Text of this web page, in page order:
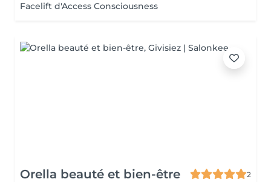
Facelift d'Access Consciousness
Orella beauté et bien-être
2